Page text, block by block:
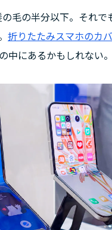
毛の半分以下。それで
折りたたみスマホのカ
中にあるかもしれない。